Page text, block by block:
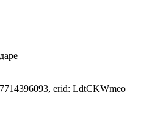
erid: LdtCKWmeo